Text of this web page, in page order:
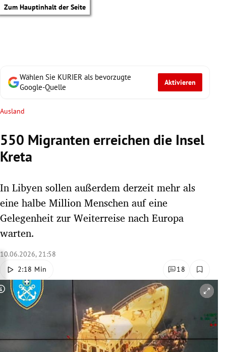
Zum Hauptinhalt der Seite
Untermenü
Untermenü
Untermenü
Untermenü
Untermenü
Wählen Sie KURIER als bevorzugte
Google-Quelle
Aktivieren
Ausland
550 Migranten erreichen die Insel
Kreta
In Libyen sollen außerdem derzeit mehr als
eine halbe Million Menschen auf eine
Gelegenheit zur Weiterreise nach Europa
warten.
10.06.2026, 21:58
2:18 Min
18
Copyright-Hinweis öffnen/schließen